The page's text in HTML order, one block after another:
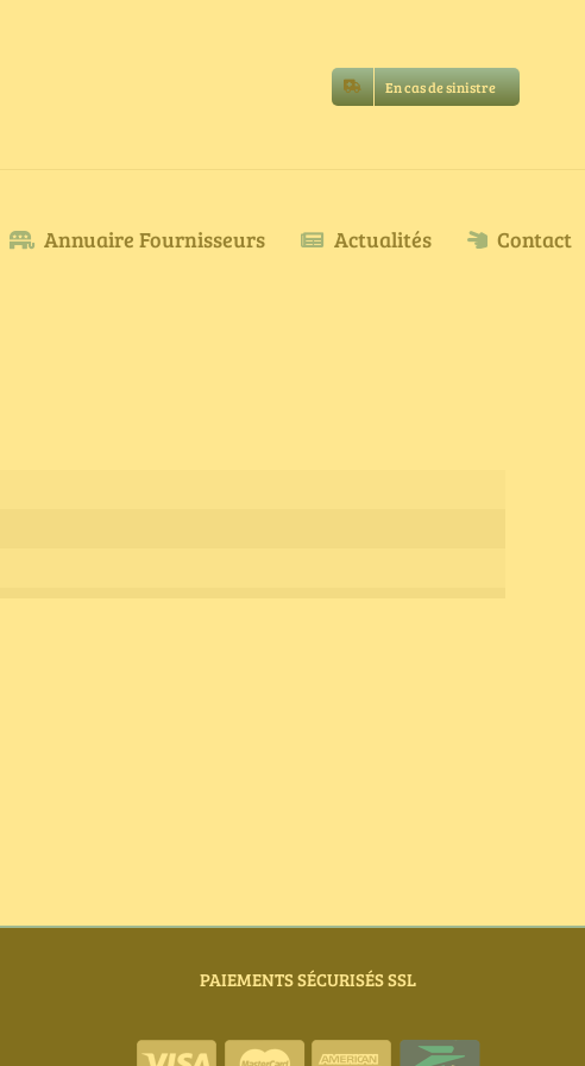
En cas de sinistre
Annuaire Fournisseurs Actualités Contact
PAIEMENTS SÉCURISÉS SSL